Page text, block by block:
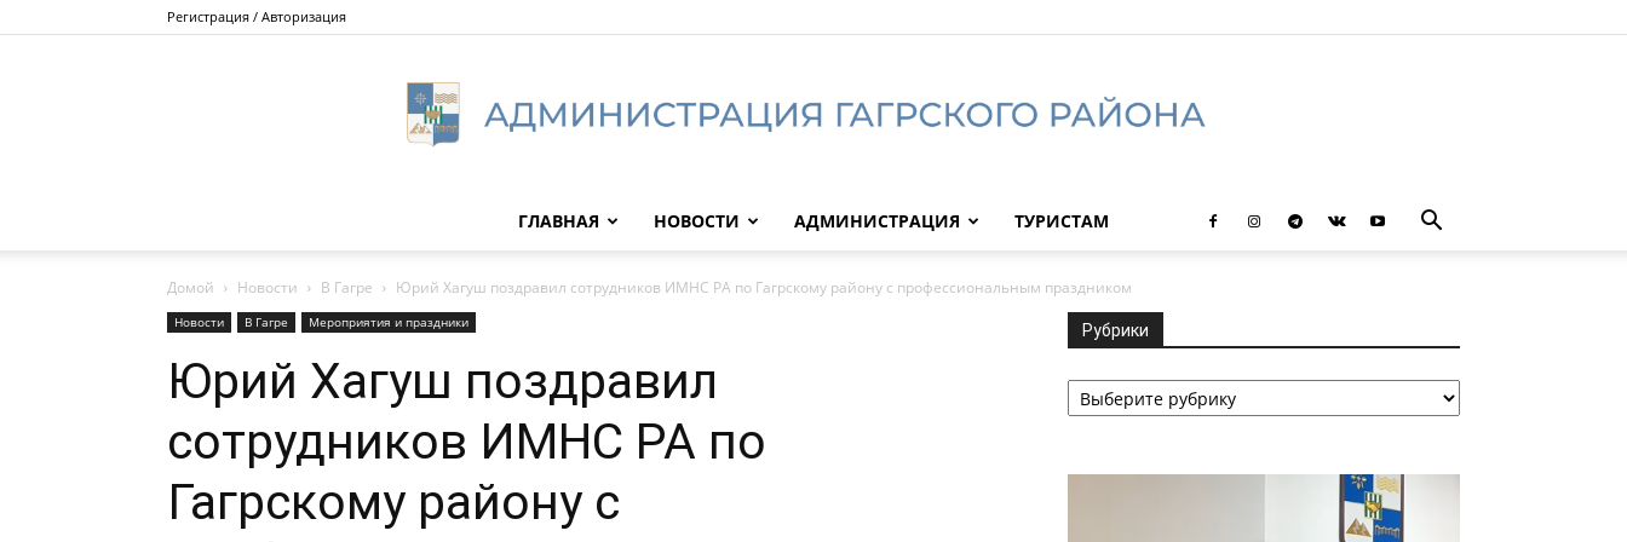
Регистрация / Авторизация
ГЛАВНАЯ НОВОСТИ АДМИНИСТРАЦИЯ ТУРИСТАМ
Домой Новости В Гагре Юрий Хагуш поздравил сотрудников ИМНС РА по Гагрскому району с профессиональным праздником
Новости В Гагре Мероприятия и праздники
Юрий Хагуш поздравил
сотрудников ИМНС РА по
Гагрскому району с
Рубрики
Рубрики